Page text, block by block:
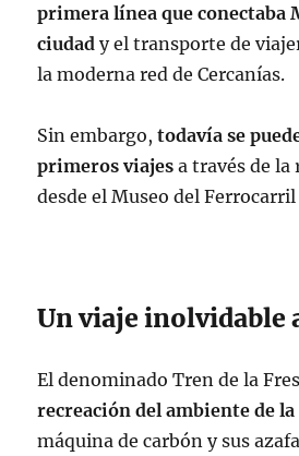
primera línea que conectaba
ciudad y el transporte de
la moderna red de Cercanías.
Sin embargo,todavía se
primeros viajes a través de la
desde el Museo del
Un viaje inolvidable
El denominado Tren de la
recreación del ambiente de la
máquina de carbón y sus